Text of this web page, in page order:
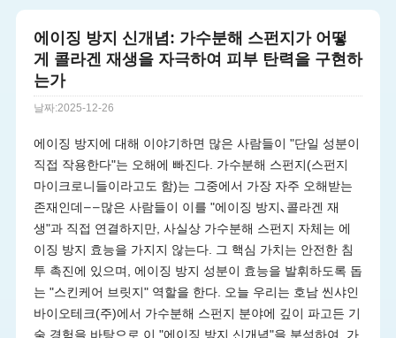
에이징 방지 신개념: 가수분해 스펀지가 어떻
게 콜라겐 재생을 자극하여 피부 탄력을 구현하
는가
날짜:2025-12-26
에이징 방지에 대해 이야기하면 많은 사람들이 "단일 성분이
직접 작용한다"는 오해에 빠진다. 가수분해 스펀지(스펀지
마이크로니들이라고도 함)는 그중에서 가장 자주 오해받는
존재인데——많은 사람들이 이를 "에이징 방지､콜라겐 재
생"과 직접 연결하지만, 사실상 가수분해 스펀지 자체는 에
이징 방지 효능을 가지지 않는다. 그 핵심 가치는 안전한 침
투 촉진에 있으며, 에이징 방지 성분이 효능을 발휘하도록 돕
는 "스킨케어 브릿지" 역할을 한다. 오늘 우리는 호남 씬샤인
바이오테크(주)에서 가수분해 스펀지 분야에 깊이 파고든 기